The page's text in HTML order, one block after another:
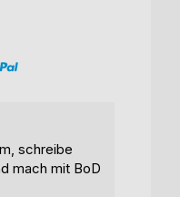
schreibe
mach mit BoD